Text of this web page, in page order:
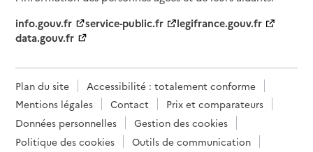
info.gouv.fr
service-public.fr
legifrance.gouv.fr
data.gouv.fr
Plan du site
Accessibilité : totalement conforme
Mentions légales
Contact
Prix et comparateurs
Données personnelles
Gestion des cookies
Politique des cookies
Outils de communication